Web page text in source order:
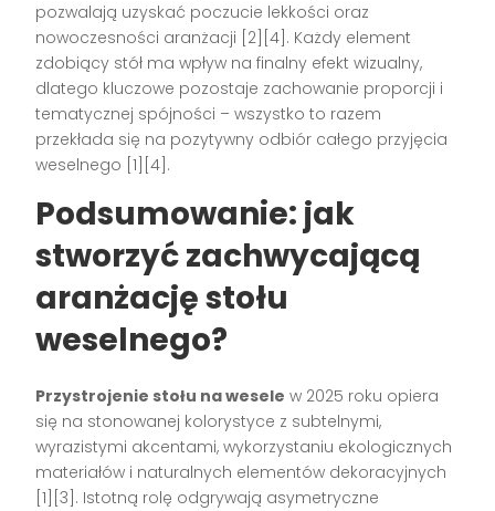
pozwalają uzyskać poczucie lekkości oraz
nowoczesności aranżacji [2][4] . Każdy element
zdobiący stół ma wpływ na finalny efekt wizualny,
dlatego kluczowe pozostaje zachowanie proporcji i
tematycznej spójności – wszystko to razem
przekłada się na pozytywny odbiór całego przyjęcia
weselnego [1][4] .
Podsumowanie: jak
stworzyć zachwycającą
aranżację stołu
weselnego?
Przystrojenie stołu na wesele w 2025 roku opiera
się na stonowanej kolorystyce z subtelnymi,
wyrazistymi akcentami, wykorzystaniu ekologicznych
materiałów i naturalnych elementów dekoracyjnych
[1][3] . Istotną rolę odgrywają asymetryczne